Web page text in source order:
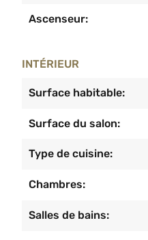
Ascenseur:
INTÉRIEUR
Surface habitable:
Surface du salon:
Type de cuisine:
Chambres:
Salles de bains: